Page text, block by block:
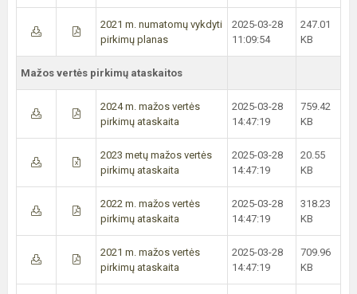
2021 m. numatomų vykdyti
pirkimų planas
2025-03-28
11:09:54
247.01
KB
Mažos vertės pirkimų ataskaitos
2024 m. mažos vertės
pirkimų ataskaita
2025-03-28
14:47:19
759.42
KB
2023 metų mažos vertės
pirkimų ataskaita
2025-03-28
14:47:19
20.55
KB
2022 m. mažos vertės
pirkimų ataskaita
2025-03-28
14:47:19
318.23
KB
2021 m. mažos vertės
pirkimų ataskaita
2025-03-28
14:47:19
709.96
KB